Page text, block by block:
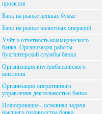
проектов
Банк на рынке ценных бумаг
Банк на рынке валютных операций
Учёт и отчетность коммерческого
банка. Организация работы
бухгалтерской службы банка
Организация внутрибанковского
контроля
Организация оперативного
управления деятельностью банка
Планирование - основная задача
высшего руководства банка